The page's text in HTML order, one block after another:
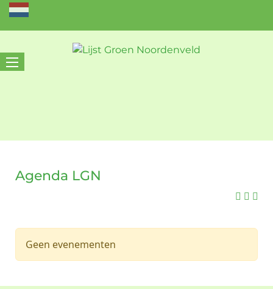
Agenda LGN
Geen evenementen